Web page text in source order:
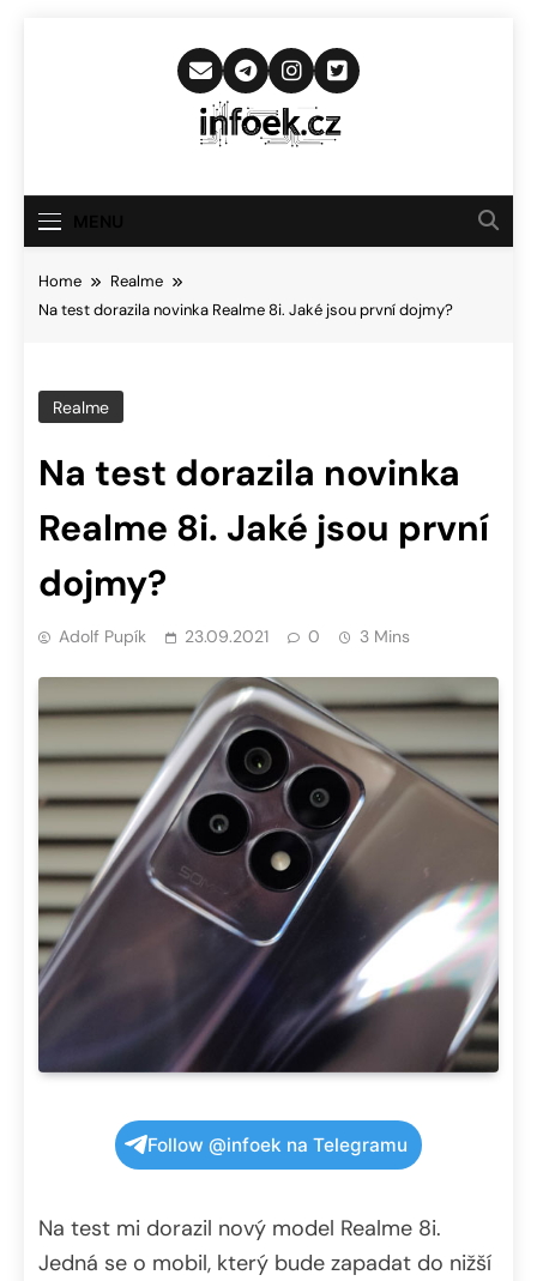
Infoek.cz
Novinkám
Home
Realme
Na test dorazila novinka Realme 8i. Jaké jsou první dojmy?
Realme
Na test dorazila novinka
Realme 8i. Jaké jsou první
dojmy?
Adolf Pupík 23.09.2021 0 3 Mins
Follow @infoek na Telegramu
Na test mi dorazil nový model Realme 8i.
Jedná se o mobil, který bude zapadat do nižší